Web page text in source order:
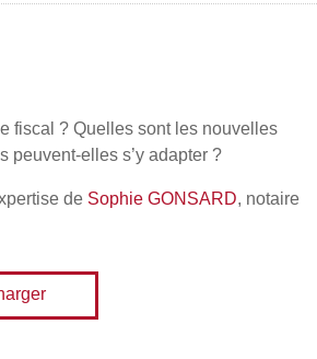
fiscal ? Quelles sont les nouvelles
peuvent-elles s’y adapter ?
de Sophie GONSARD, notaire